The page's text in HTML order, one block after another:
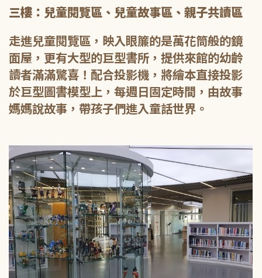
三樓：兒童閱覽區、兒童故事區、親子共讀區
走進兒童閱覽區，映入眼簾的是萬花筒般的鏡
面屋，更有大型的巨型書所，提供來館的幼齡
讀者滿滿驚喜！配合投影機，將繪本直接投影
於巨型圖書模型上，每週日固定時間，由故事
媽媽說故事，帶孩子們進入童話世界。